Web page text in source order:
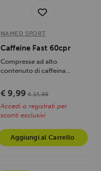
NAMED SPORT
Caffeine Fast 60cpr
Compresse ad alto
contenuto di caffeina
ridurre la percezione...
€ 9,99 € 14,99
Accedi o registrati per
sconti esclusivi
Aggiungi al Carrello